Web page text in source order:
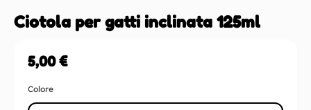
Ciotola per gatti inclinata 125ml
5,00€
Colore